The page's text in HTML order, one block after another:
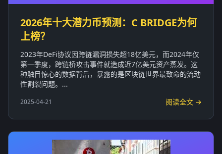
2026年十大潜力币预测：C BRIDGE为何
上榜？
2023年DeFi协议因跨链漏洞损失超18亿美元，而2024年仅
第一季度，跨链桥攻击事件就造成近7亿美元资产蒸发。这
种触目惊心的数据背后，暴露的是区块链世界最致命的流动
性割裂问题。...
2025-04-21 阅读全文 →